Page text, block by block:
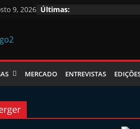
9, 2026 Últimas:
MERCADO ENTREVISTAS